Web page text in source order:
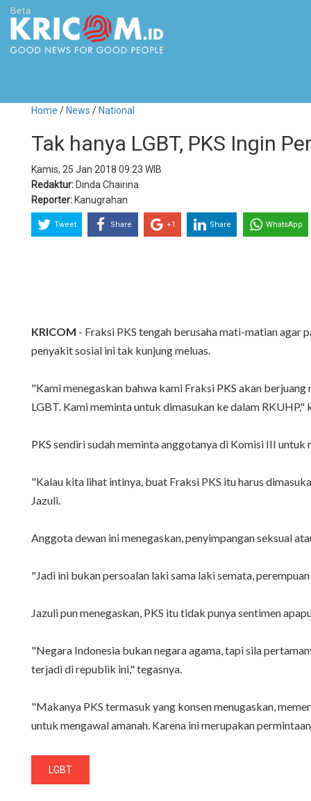
Home / News / National
Tak hanya LGBT, PKS Ingin
Kamis, 25 Jan 2018 09:23 WIB
Redaktur: Dinda Chairina
Reporter: Kanugrahan
Tweet Share +1 Share WhatsApp
KRICOM - Fraksi PKS tengah berusaha mati-matian agar
penyakit sosial ini tak kunjung meluas.
"Kami menegaskan bahwa kami Fraksi PKS akan
LGBT. Kami meminta untuk dimasukan ke dalam
PKS sendiri sudah meminta anggotanya di Komisi III untuk
"Kalau kita lihat intinya, buat Fraksi PKS itu harus
Jazuli.
Anggota dewan ini menegaskan, penyimpangan seksual
"Jadi ini bukan persoalan laki sama laki semata,
Jazuli pun menegaskan, PKS itu tidak punya sentimen
"Negara Indonesia bukan negara agama, tapi sila
terjadi di republik ini," tegasnya.
"Makanya PKS termasuk yang konsen menugaskan,
untuk mengawal amanah. Karena ini merupakan
LGBT